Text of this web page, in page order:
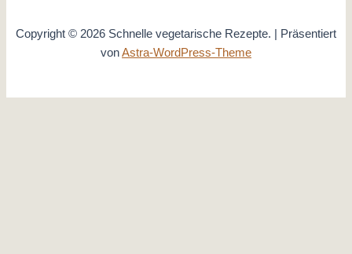
Copyright © 2026 Schnelle vegetarische Rezepte. | Präsentiert
vonAstra-WordPress-Theme